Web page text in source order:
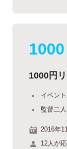
1000
1000円
イベン
監督二
2016年
12人が